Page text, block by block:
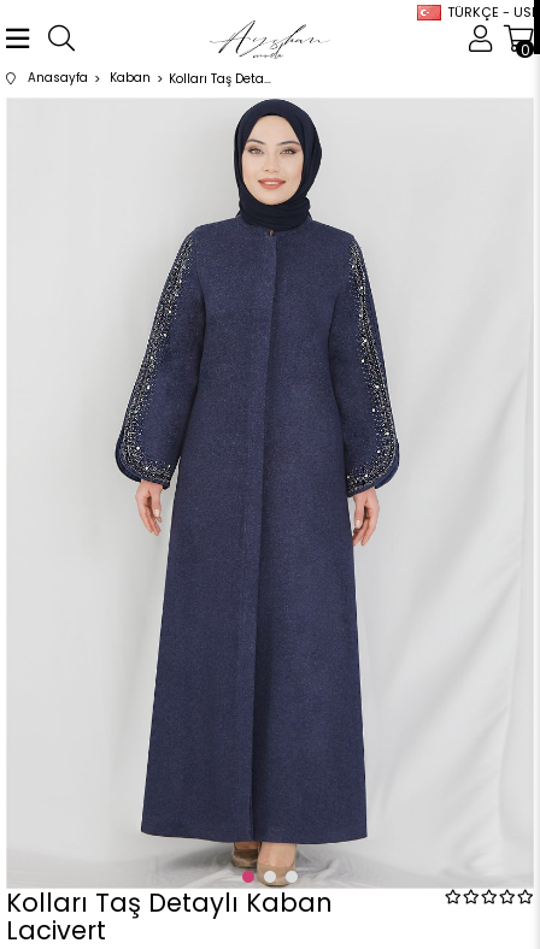
TÜRKÇE - USD
0
Anasayfa Kaban Kolları Taş Detaylı Kaban Lacivert
Kolları Taş Detaylı Kaban
Lacivert